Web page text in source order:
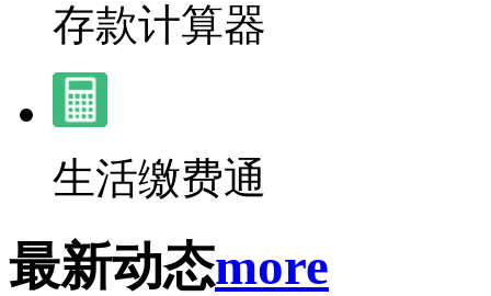
存款计算器
生活缴费通
最新动态more